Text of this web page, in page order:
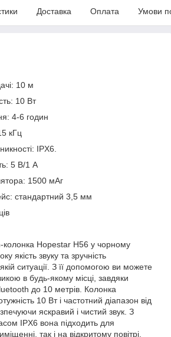
Доставка Оплата Умови
10 м
10 Вт
4-6 годин
кГц
IPX6.
5 В/1 А
1500 мАг
стандартний 3,5 мм
колонка Hopestar H56 у чорному
якість звуку та зручність
ситуації. З її допомогою ви можете
в будь-якому місці, завдяки
до 10 метрів. Колонка
10 Вт і частотний діапазон від
яскравий і чистий звук. З
IPX6 вона підходить для
так і на відкритому повітрі,